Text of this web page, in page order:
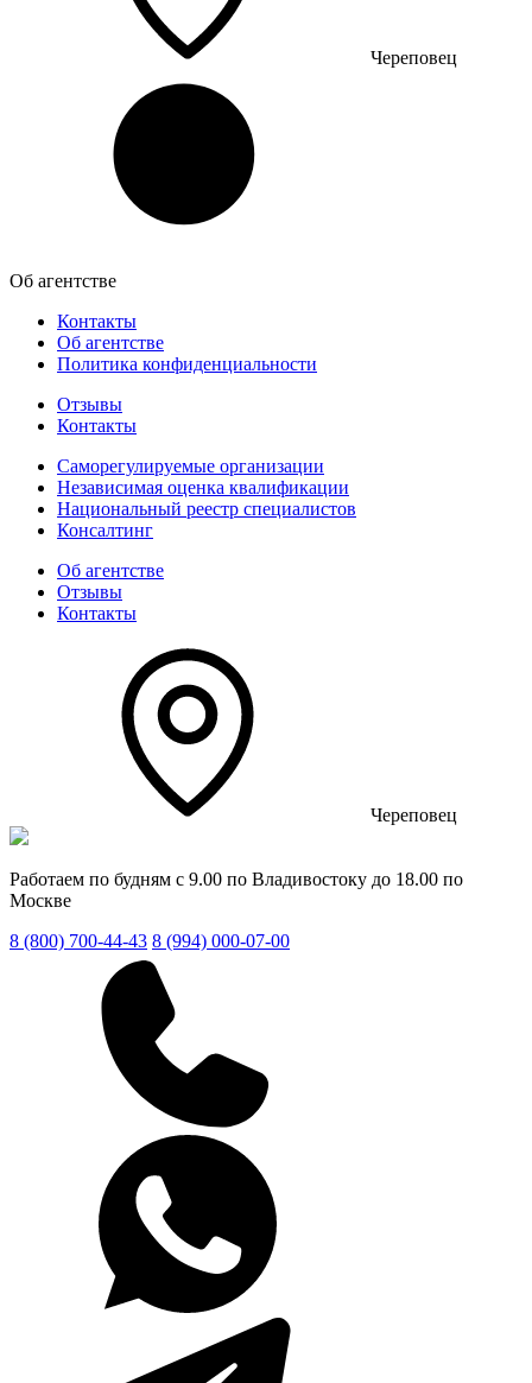
Череповец
Об агентстве
Контакты
Об агентстве
Политика конфиденциальности
Отзывы
Контакты
Саморегулируемые организации
Независимая оценка квалификации
Национальный реестр специалистов
Консалтинг
Об агентстве
Отзывы
Контакты
Череповец
Работаем по будням с 9.00 по Владивостоку до 18.00 по
Москве
8 (800) 700-44-43 8 (994) 000-07-00